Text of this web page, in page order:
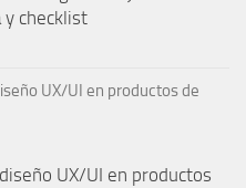
y checklist
UX/UI en productos